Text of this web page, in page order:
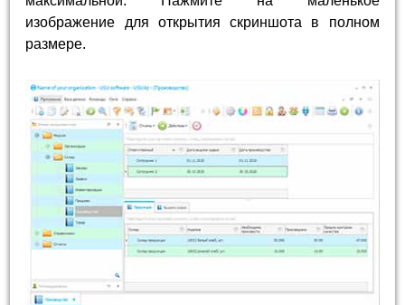
изображение для открытия скриншота в полном
размере.